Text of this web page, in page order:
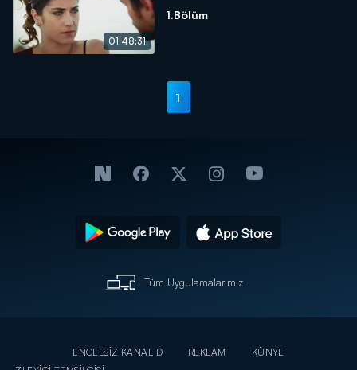
01:48:31
1.Bölüm
1
Tüm Uygulamalarımız
ENGELSİZ KANAL D REKLAM
KÜNYE